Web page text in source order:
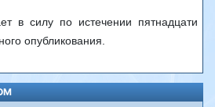
в силу по истечении пятнадцати
опубликования.